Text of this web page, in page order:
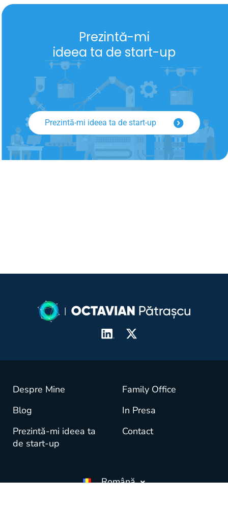
Prezintă-mi
ideea ta de start-up
Prezintă-mi ideea ta de start-up
Despre Mine
Family Office
Blog
In Presa
Prezintă-mi ideea ta
de start-up
Contact
Română